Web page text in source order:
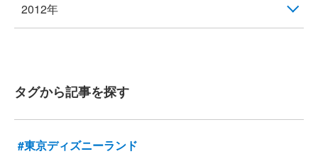
2012年
タグから記事を探す
#東京ディズニーランド